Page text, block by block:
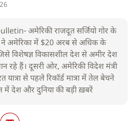
अमेरिकी राजदूत सर्जियो गोर के
ने अमेरिका में $20 अरब से अधिक के
विशेषज्ञ विकासशील देश से अमीर देश
रहे हैं। दूसरी ओर, अमेरिकी विदेश मंत्री
यात्रा से पहले रिकॉर्ड मात्रा में तेल बेचने
में देश और दुनिया की बड़ी ख़बरें